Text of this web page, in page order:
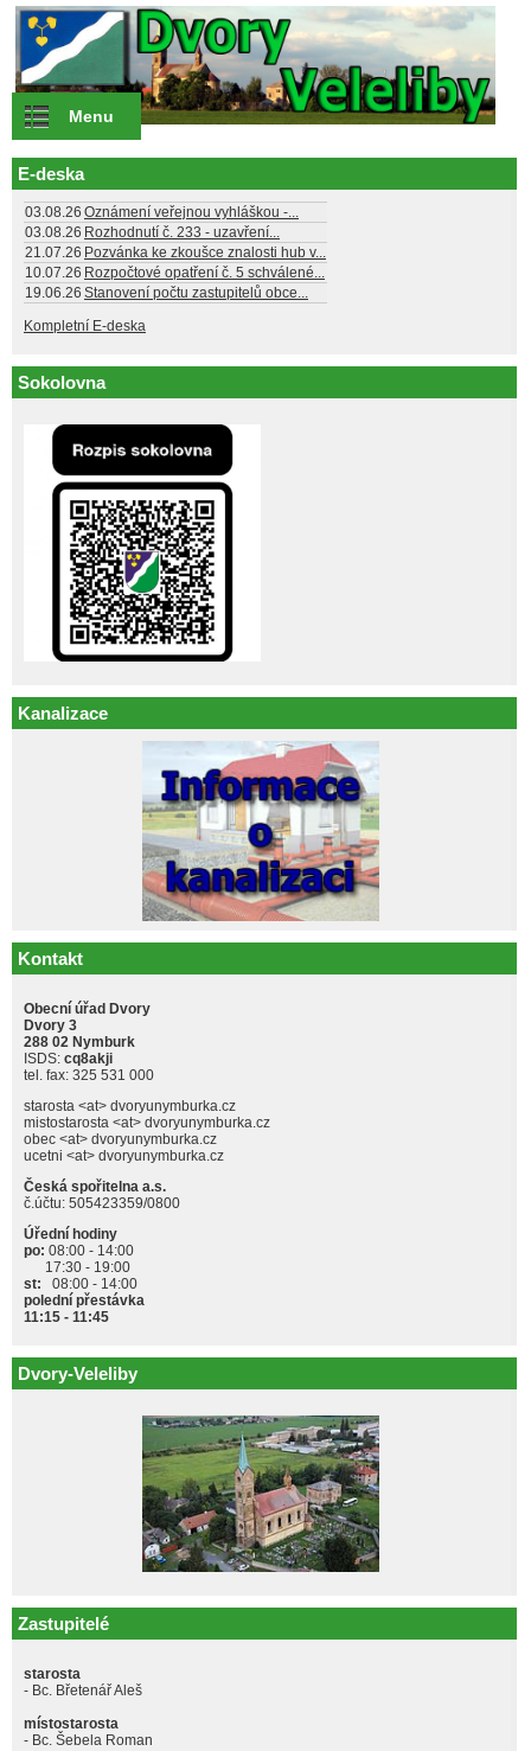
Přejít k hlavnímu obsahu
Menu
E-deska
03.08.26 Oznámení veřejnou vyhláškou -...
03.08.26 Rozhodnutí č. 233 - uzavření...
21.07.26 Pozvánka ke zkoušce znalosti hub v...
10.07.26 Rozpočtové opatření č. 5 schválené...
19.06.26 Stanovení počtu zastupitelů obce...
Kompletní E-deska
Sokolovna
Kanalizace
Kontakt
Obecní úřad Dvory
Dvory 3
288 02 Nymburk
ISDS: cq8akji
tel. fax: 325 531 000
starosta <at> dvoryunymburka.cz
mistostarosta <at> dvoryunymburka.cz
obec <at> dvoryunymburka.cz
ucetni <at> dvoryunymburka.cz
Česká spořitelna a.s.
č.účtu: 505423359/0800
Úřední hodiny
po: 08:00 - 14:00
17:30 - 19:00
st: 08:00 - 14:00
polední přestávka
11:15 - 11:45
Dvory-Veleliby
Zastupitelé
starosta
- Bc. Břetenář Aleš
místostarosta
- Bc. Šebela Roman